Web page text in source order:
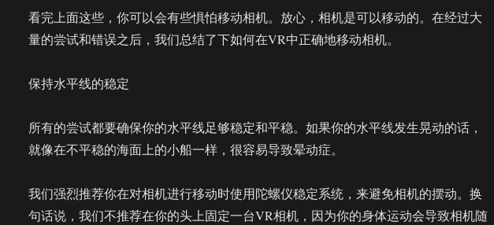
看完上面这些，你可以会有些惧怕移动相机。放心，相机是可以移动的。在经过大
量的尝试和错误之后，我们总结了下如何在VR中正确地移动相机。
保持水平线的稳定
所有的尝试都要确保你的水平线足够稳定和平稳。如果你的水平线发生晃动的话，
就像在不平稳的海面上的小船一样，很容易导致晕动症。
我们强烈推荐你在对相机进行移动时使用陀螺仪稳定系统，来避免相机的摆动。换
句话说，我们不推荐在你的头上固定一台VR相机，因为你的身体运动会导致相机随